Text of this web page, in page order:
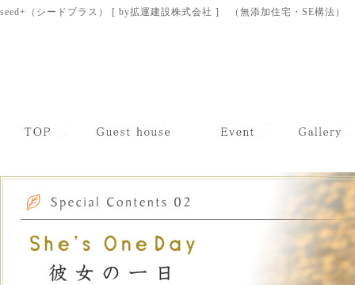
seed+（シードプラス） [ by拡運建設株式会社 ] （無添加住宅・SE構法）